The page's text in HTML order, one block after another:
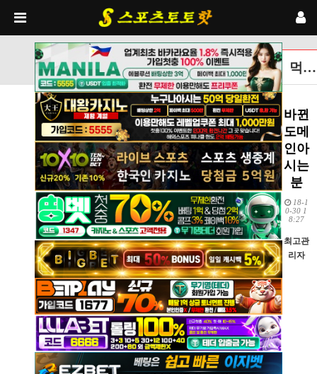
먹튀검증토토사이트 글보기
바뀐
도메
인아
시는
분
18-1
0-30 1
8:27
최고관
리자